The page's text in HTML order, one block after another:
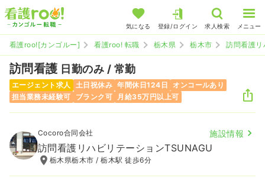
気になる 登録/ログイン 求人検索 メニュー
看護roo![カンゴルー] 看護roo! 転職 栃木県 栃木市 訪問看護
訪問看護 日勤のみ / 常勤
エージェント求人 土日祝休み 年間休日124日
オンコールあり
担当業務未経験可
ブランク可 月給35万円以上可
Cocoro合同会社 施設情報
訪問看護リハビリテーションTSUNAGU
栃木県栃木市 / 栃木駅 徒歩6分